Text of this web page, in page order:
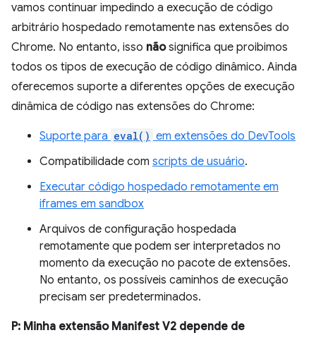
vamos continuar impedindo a execução de código
arbitrário hospedado remotamente nas extensões do
Chrome. No entanto, isso nãosignifica que proibimos
todos os tipos de execução de código dinâmico. Ainda
oferecemos suporte a diferentes opções de execução
dinâmica de código nas extensões do Chrome:
Suporte para eval() em extensões do DevTools
Compatibilidade com scripts de usuário.
Executar código hospedado remotamente em
iframes em sandbox
Arquivos de configuração hospedada
remotamente que podem ser interpretados no
momento da execução no pacote de extensões.
No entanto, os possíveis caminhos de execução
precisam ser predeterminados.
P: Minha extensão Manifest V2 depende de